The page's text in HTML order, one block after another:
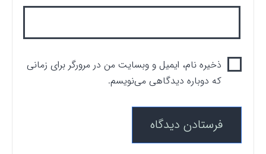
ذخیره نام، ایمیل و وبسایت من در مرورگر برای زمانی
که دوباره دیدگاهی می‌نویسم.